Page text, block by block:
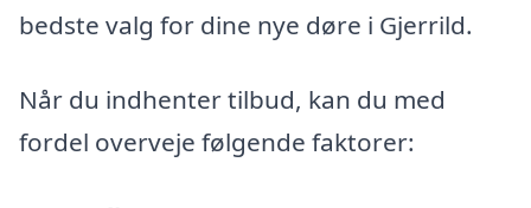
bedste valg for dine nye døre i Gjerrild.
Når du indhenter tilbud, kan du med
fordel overveje følgende faktorer: